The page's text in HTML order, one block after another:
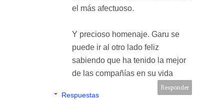
el más afectuoso.
Y precioso homenaje. Garu se
puede ir al otro lado feliz
sabiendo que ha tenido la mejor
de las compañías en su vida
Responder
Respuestas